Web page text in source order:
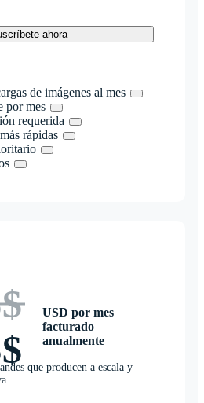
ahora
de imágenes al mes
por mes
requerida
rápidas
USD por mes
facturado
anualmente
que producen a escala y